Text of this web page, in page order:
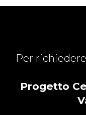
Per
Progetto